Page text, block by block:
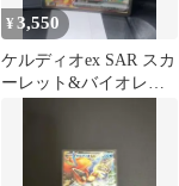
¥3,550
ケルディオex SAR スカ
ーレット&バイオレッ